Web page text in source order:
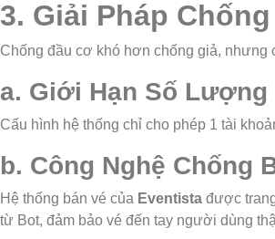
3. Giải Pháp
Chống đầu cơ khó hơn chống giả, nhưng
a. Giới Hạn Số
Cấu hình hệ thống chỉ cho phép 1 tài
b. Công Nghệ Chống
Hệ thống bán vé của Eventista được
từ Bot, đảm bảo vé đến tay người dùng